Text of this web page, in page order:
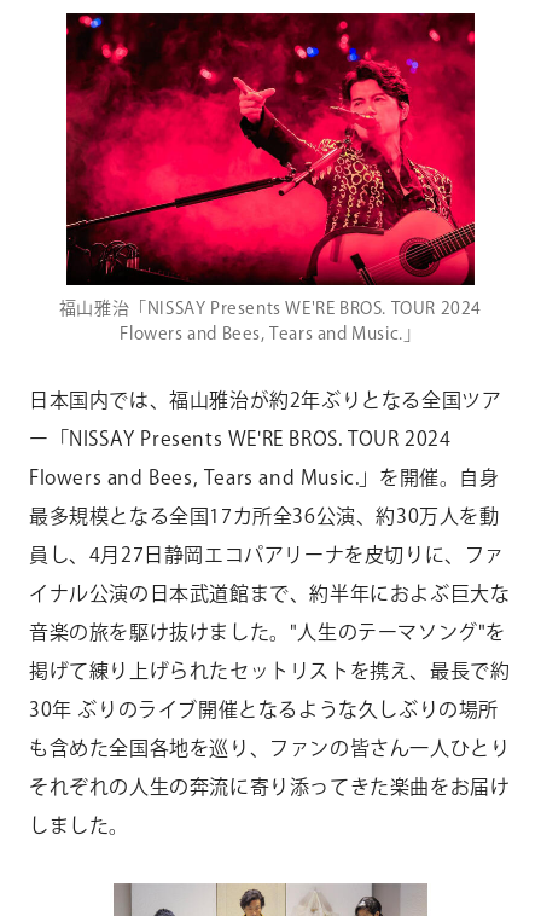
福山雅治「NISSAY Presents WE'RE BROS. TOUR 2024
Flowers and Bees, Tears and Music.」
日本国内では、福山雅治が約2年ぶりとなる全国ツア
ー「NISSAY Presents WE'RE BROS. TOUR 2024
Flowers and Bees, Tears and Music.」を開催。自身
最多規模となる全国17カ所全36公演、約30万人を動
員し、4月27日静岡エコパアリーナを皮切りに、ファ
イナル公演の日本武道館まで、約半年におよぶ巨大な
音楽の旅を駆け抜けました。"人生のテーマソング"を
掲げて練り上げられたセットリストを携え、最長で約
30年 ぶりのライブ開催となるような久しぶりの場所
も含めた全国各地を巡り、ファンの皆さん一人ひとり
それぞれの人生の奔流に寄り添ってきた楽曲をお届け
しました。